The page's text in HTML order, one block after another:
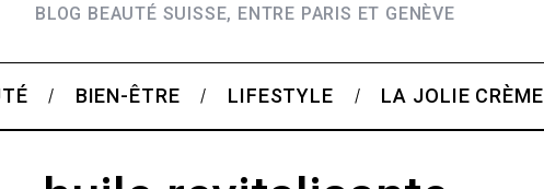
BLOG BEAUTÉ SUISSE, ENTRE PARIS ET GENÈVE
BIEN-ÊTRE LIFESTYLE LA JOLIE CRÈME